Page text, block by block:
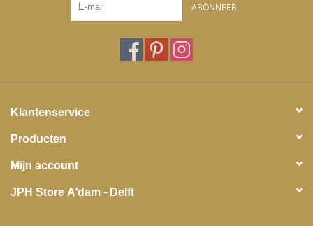
ABONNEER
Klantenservice
Producten
Mijn account
JPH Store A'dam - Delft